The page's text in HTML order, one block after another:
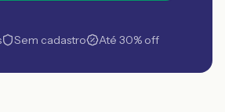
Sem cadastro Até 30% off